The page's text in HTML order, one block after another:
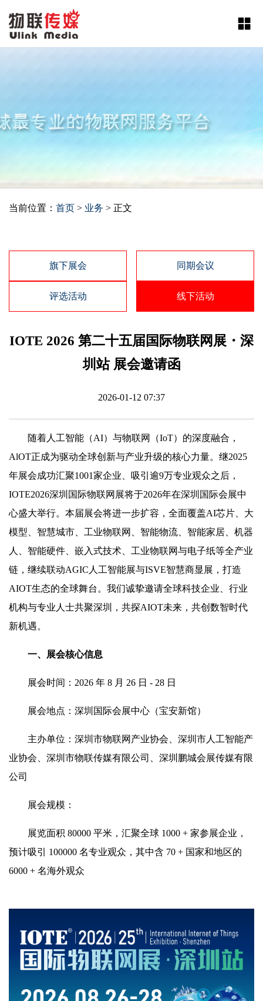
当前位置： 首页 > 业务 > 正文
旗下展会 同期会议
评选活动 线下活动
IOTE 2026 第二十五届国际物联网展・深
圳站 展会邀请函
2026-01-12 07:37
随着人工智能（AI）与物联网（IoT）的深度融合，
AlOT正成为驱动全球创新与产业升级的核心力量。继2025
年展会成功汇聚1001家企业、吸引逾9万专业观众之后，
IOTE2026深圳国际物联网展将于2026年在深圳国际会展中
心盛大举行。本届展会将进一步扩容，全面覆盖AI芯片、大
模型、智慧城市、工业物联网、智能物流、智能家居、机器
人、智能硬件、嵌入式技术、工业物联网与电子纸等全产业
链，继续联动AGIC人工智能展与ISVE智慧商显展，打造
AIOT生态的全球舞台。我们诚挚邀请全球科技企业、行业
机构与专业人士共聚深圳，共探AIOT未来，共创数智时代
新机遇。
一、展会核心信息
展会时间：2026 年 8 月 26 日 - 28 日
展会地点：深圳国际会展中心（宝安新馆）
主办单位：深圳市物联网产业协会、深圳市人工智能产
业协会、深圳市物联传媒有限公司、深圳鹏城会展传媒有限
公司
展会规模：
展览面积 80000 平米，汇聚全球 1000 + 家参展企业，
预计吸引 100000 名专业观众，其中含 70 + 国家和地区的
6000 + 名海外观众